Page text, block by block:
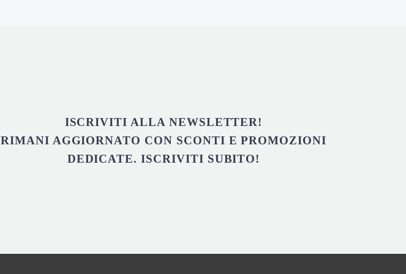
ISCRIVITI ALLA NEWSLETTER!
RIMANI AGGIORNATO CON SCONTI E PROMOZIONI
DEDICATE. ISCRIVITI SUBITO!